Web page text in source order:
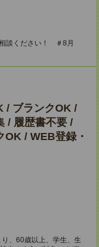
談ください！ ＃8月
/ ブランクOK /
/ 履歴書不要 /
/ WEB登録・
、60歳以上、学生、生